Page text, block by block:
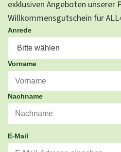
exklusiven Angeboten
Willkommensgutschein für
Anrede
Vorname
Nachname
E-Mail